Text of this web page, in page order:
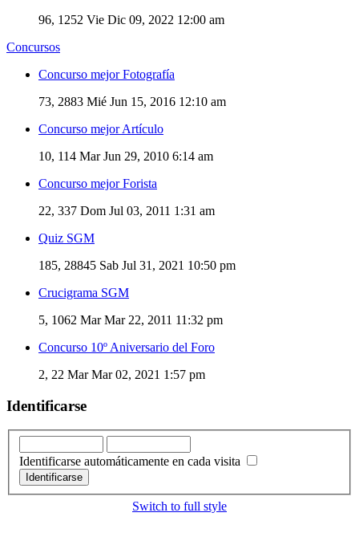
96, 1252 Vie Dic 09, 2022 12:00 am
Concursos
Concurso mejor Fotografía
73, 2883 Mié Jun 15, 2016 12:10 am
Concurso mejor Artículo
10, 114 Mar Jun 29, 2010 6:14 am
Concurso mejor Forista
22, 337 Dom Jul 03, 2011 1:31 am
Quiz SGM
185, 28845 Sab Jul 31, 2021 10:50 pm
Crucigrama SGM
5, 1062 Mar Mar 22, 2011 11:32 pm
Concurso 10º Aniversario del Foro
2, 22 Mar Mar 02, 2021 1:57 pm
Identificarse
Identificarse automáticamente en cada visita
Switch to full style